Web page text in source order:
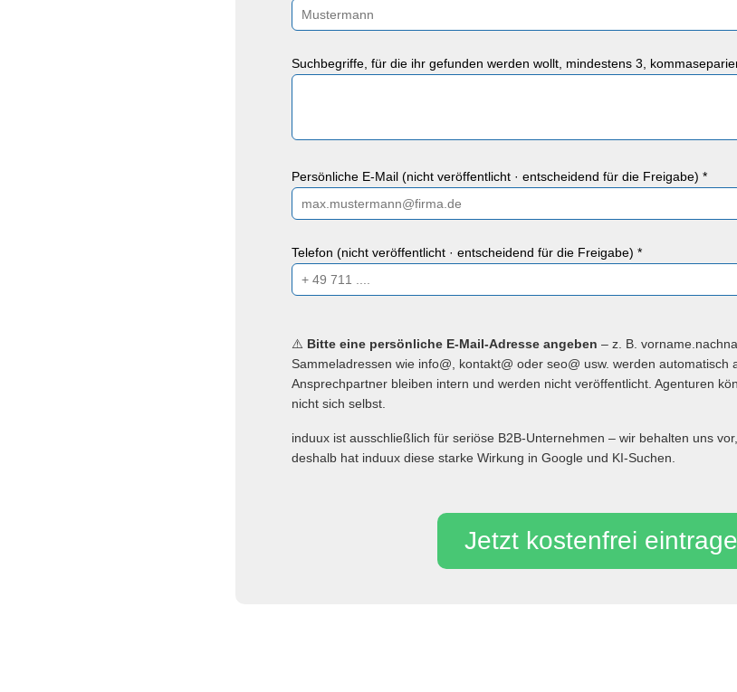
Suchbegriffe, für die ihr gefunden werden wollt, mindestens 3,
Persönliche E-Mail (nicht veröffentlicht · entscheidend für die Freigabe) *
Telefon (nicht veröffentlicht · entscheidend für die Freigabe) *
Jetzt kostenfrei
⚠️ Bitte eine persönliche E-Mail-Adresse angeben – z. B.
Sammeladressen wie info@, kontakt@ oder seo@ usw. werden automatisch
Ansprechpartner bleiben intern und werden nicht veröffentlicht. Agenturen
nicht sich selbst.
induux ist ausschließlich für seriöse B2B-Unternehmen – wir behalten uns
deshalb hat induux diese starke Wirkung in Google und KI-Suchen.